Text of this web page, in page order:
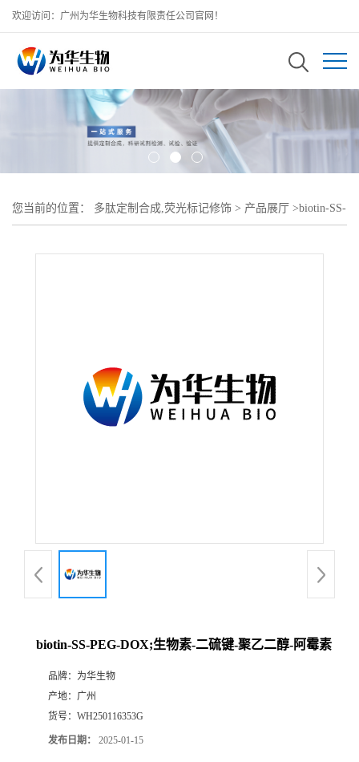
欢迎访问：广州为华生物科技有限责任公司官网！
您当前的位置： 多肽定制合成,荧光标记修饰 > 产品展厅 >biotin-SS-
biotin-SS-PEG-DOX;生物素-二硫键-聚乙二醇-阿霉素
品牌： 为华生物
产地： 广州
货号： WH250116353G
发布日期： 2025-01-15